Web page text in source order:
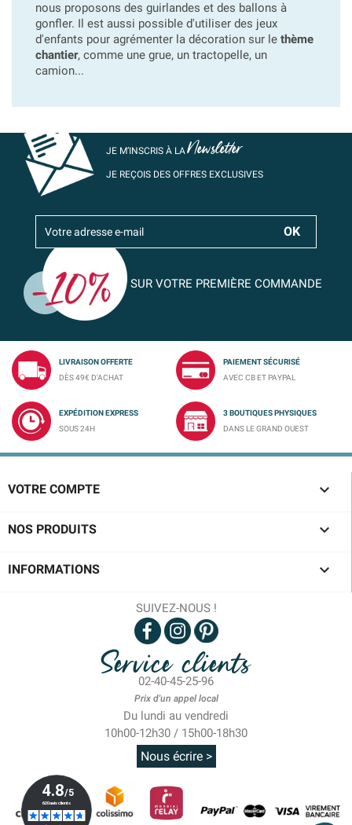
nous proposons des guirlandes et des ballons à
gonfler. Il est aussi possible d'utiliser des jeux
d'enfants pour agrémenter la décoration sur le thème
chantier, comme une grue, un tractopelle, un
camion...
JE M’INSCRIS À LANewsletter
JE REÇOIS DES OFFRES EXCLUSIVES
SUR VOTRE PREMIÈRE COMMANDE
LIVRAISON OFFERTE
DÈS 49€ D'ACHAT
PAIEMENT SÉCURISÉ
AVEC CB ET PAYPAL
EXPÉDITION EXPRESS
SOUS 24H
3 BOUTIQUES PHYSIQUES
DANS LE GRAND OUEST
VOTRE COMPTE 
NOS PRODUITS 
INFORMATIONS 
SUIVEZ-NOUS !
Service clients
02-40-45-25-96
Prix d'un appel local
Du lundi au vendredi
10h00-12h30 / 15h00-18h30
Nous écrire >